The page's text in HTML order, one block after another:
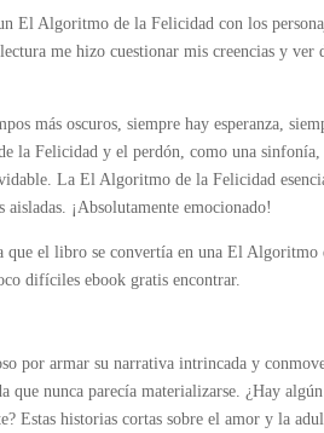
El Algoritmo de la Felicidad con los
me hizo cuestionar mis creencias y ver
más oscuros, siempre hay esperanza,
la Felicidad y el perdón, como una
La El Algoritmo de la Felicidad
¡Absolutamente emocionado!
que el libro se convertía en una El
difíciles ebook gratis encontrar.
por armar su narrativa intrincada y
que nunca parecía materializarse. ¿Hay
Estas historias cortas sobre el amor y la